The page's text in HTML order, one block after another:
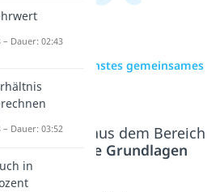
Videoseite: Kleinstes gemeinsames
(kgV)
Inhalte aus dem Bereich
Mathematische Grundlagen
– Dauer: 02:43
– Dauer: 03:52
in